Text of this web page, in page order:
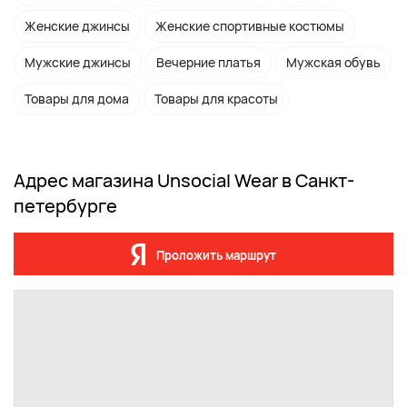
Женские джинсы Женские спортивные костюмы
Мужские джинсы Вечерние платья Мужская обувь
Товары для дома Товары для красоты
Адрес магазина Unsocial Wear в Санкт-
петербурге
Проложить маршрут